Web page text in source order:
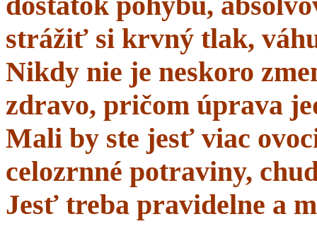
strážiť si krvný tlak,
Nikdy nie je neskoro
zdravo, pričom úprava
Mali by ste jesť viac
celozrnné potraviny,
Jesť treba pravidelne a